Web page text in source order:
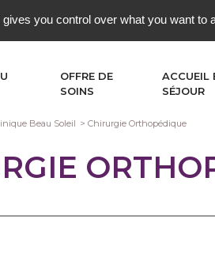
OFFRE DE
SOINS
ACCUEIL
SÉJOUR
Beau Soleil Chirurgie Orthopédique
you control over what you want to